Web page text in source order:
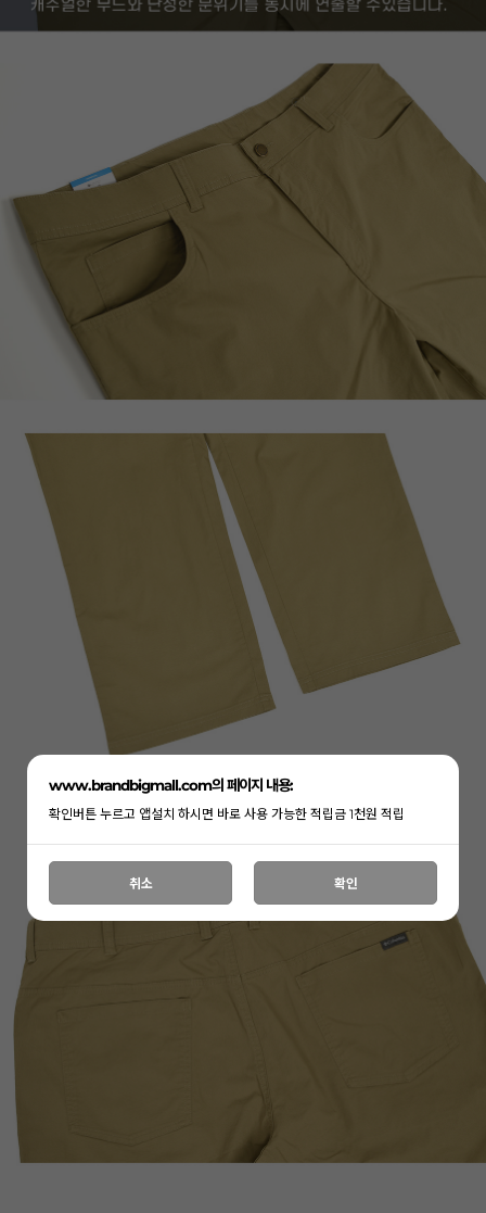
www.brandbigmall.com의 페이지 내용:
확인버튼 누르고 앱설치 하시면 바로 사용 가능한 적립금 1천원 적립
취소 확인